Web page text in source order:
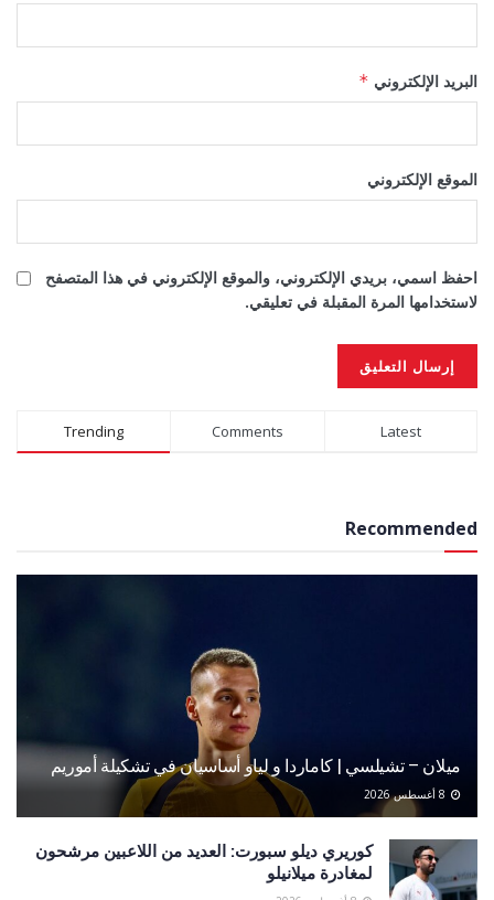
البريد الإلكتروني *
الموقع الإلكتروني
احفظ اسمي، بريدي الإلكتروني، والموقع الإلكتروني في هذا المتصفح
لاستخدامها المرة المقبلة في تعليقي.
Alternative:
Trending Comments Latest
Recommended
ميلان – تشيلسي | كاماردا و لياو أساسيان في تشكيلة أموريم
كوريري ديلو سبورت: العديد من اللاعبين مرشحون
لمغادرة ميلانيلو